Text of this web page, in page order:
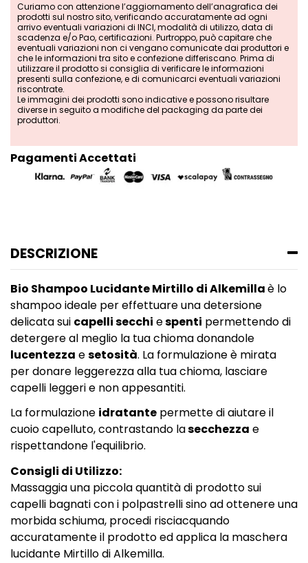
Curiamo con attenzione l’aggiornamento dell’anagrafica dei
prodotti sul nostro sito, verificando accuratamente ad ogni
arrivo eventuali variazioni di INCI, modalità di utilizzo, data di
scadenza e/o Pao, certificazioni. Purtroppo, può capitare che
eventuali variazioni non ci vengano comunicate dai produttori e
che le informazioni tra sito e confezione differiscano. Prima di
utilizzare il prodotto si consiglia di verificare le informazioni
presenti sulla confezione, e di comunicarci eventuali variazioni
riscontrate.
Le immagini dei prodotti sono indicative e possono risultare
diverse in seguito a modifiche del packaging da parte dei
produttori.
Pagamenti Accettati
DESCRIZIONE
Bio Shampoo Lucidante Mirtillo di Alkemillaè lo
shampoo ideale per effettuare una detersione
delicata sui capelli secchi espenti permettendo di
detergere al meglio la tua chioma donandole
lucentezza esetosità. La formulazione è mirata
per donare leggerezza alla tua chioma, lasciare
capelli leggeri e non appesantiti.
La formulazione idratante permette di aiutare il
cuoio capelluto, contrastando lasecchezza e
rispettandone l'equilibrio.
Consigli di Utilizzo:
Massaggia una piccola quantità di prodotto sui
capelli bagnati con i polpastrelli sino ad ottenere una
morbida schiuma, procedi risciacquando
accuratamente il prodotto ed applica la maschera
lucidante Mirtillo di Alkemilla.